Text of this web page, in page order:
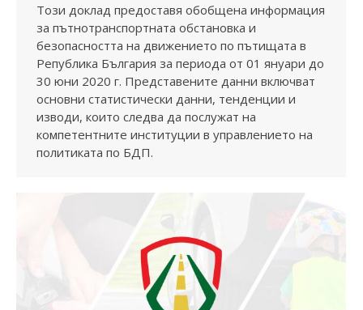
Този доклад предоставя обобщена информация
за пътнотранспортната обстановка и
безопасността на движението по пътищата в
Република България за периода от 01 януари до
30 юни 2020 г. Представените данни включват
основни статистически данни, тенденции и
изводи, които следва да послужат на
компетентните институции в управлението на
политиката по БДП.